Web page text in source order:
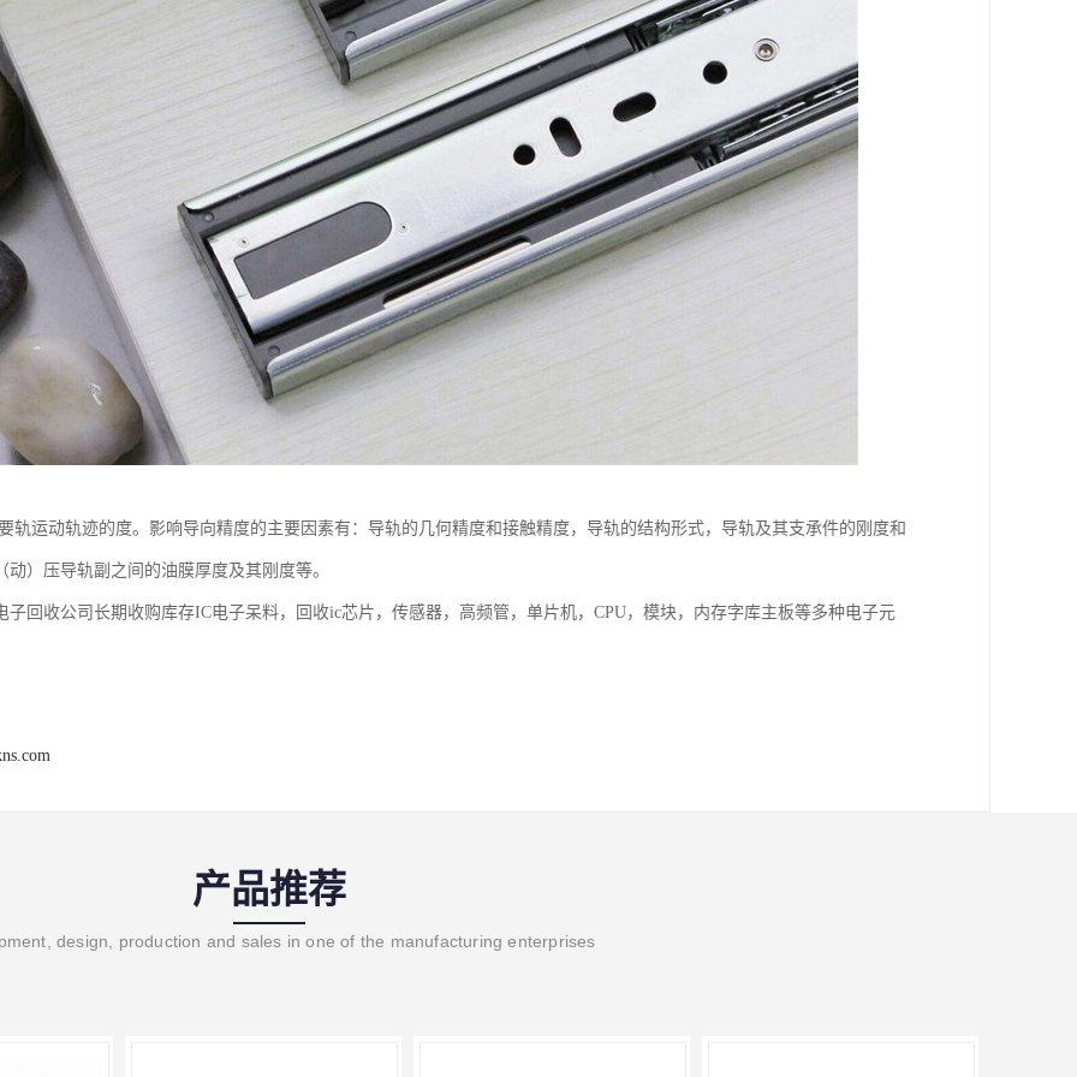
轨运动轨迹的度。影响导向精度的主要因素有：导轨的几何精度和接触精度，导轨的结构形式，导轨及其支承件的刚度和
动）压导轨副之间的油膜厚度及其刚度等。
子回收公司长期收购库存IC电子呆料，回收ic芯片，传感器，高频管，单片机，CPU，模块，内存字库主板等多种电子元
产品推荐
design, production and sales in one of the manufacturing enterprises